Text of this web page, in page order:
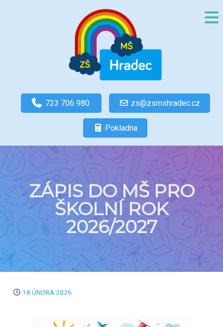
723 706 980 zs@zsmshradec.cz
Pokladna
ZÁPIS DO MŠ PRO
ŠKOLNÍ ROK
2026/2027
18 ÚNORA 2026